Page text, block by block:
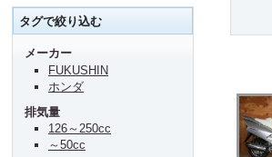
タグで絞り込む
メーカー
FUKUSHIN
ホンダ
排気量
126～250cc
～50cc